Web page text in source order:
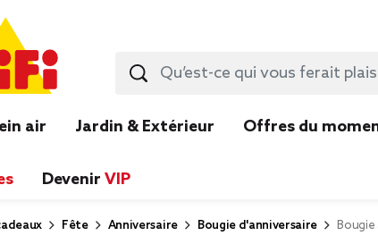
air Jardin & Extérieur Offres du
Devenir VIP
Fête Anniversaire Bougie d'anniversaire Bougie